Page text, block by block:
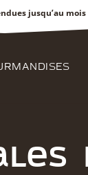
jusqu’au